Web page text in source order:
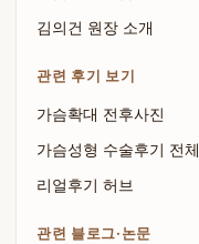
김의건 원장 소개
관련 후기 보기
가슴확대 전후사진
가슴성형 수술후기 전체
리얼후기 허브
관련 블로그·논문